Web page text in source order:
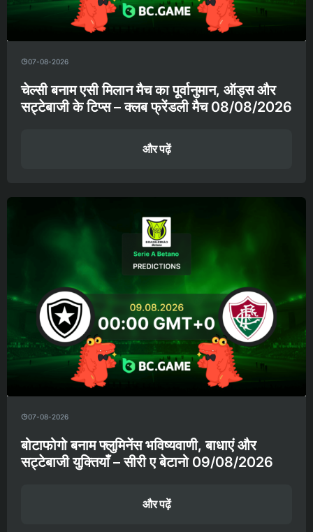
07-08-2026
चेल्सी बनाम एसी मिलान मैच का पूर्वानुमान, ऑड्स और
सट्टेबाजी के टिप्स – क्लब फ्रेंडली मैच 08/08/2026
और पढ़ें
07-08-2026
बोटाफोगो बनाम फ्लुमिनेंस भविष्यवाणी, बाधाएं और
सट्टेबाजी युक्तियाँ – सीरी ए बेटानो 09/08/2026
और पढ़ें